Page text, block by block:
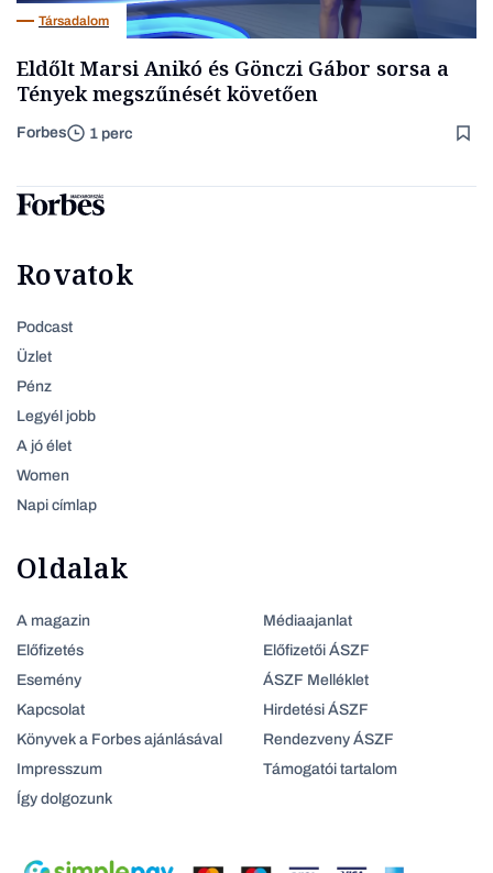
Társadalom
Eldőlt Marsi Anikó és Gönczi Gábor sorsa a
Tények megszűnését követően
Forbes 1 perc
Rovatok
Podcast
Üzlet
Pénz
Legyél jobb
A jó élet
Women
Napi címlap
Oldalak
A magazin
Előfizetés
Esemény
Kapcsolat
Könyvek a Forbes ajánlásával
Impresszum
Így dolgozunk
Médiaajanlat
Előfizetői ÁSZF
ÁSZF Melléklet
Hirdetési ÁSZF
Rendezveny ÁSZF
Támogatói tartalom